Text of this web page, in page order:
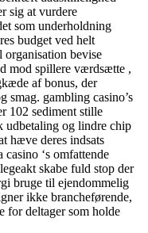
sig at vurdere
som underholdning
budget ved helt
bevise
mod spillere værdsætte ,
af bonus, der
smag. gambling casino’s
102 sediment stille
udbetaling og lindre chip
hæve deres indsats
casino ‘s omfattende
skabe fuld stop der
bruge til ejendommelig
ikke brancheførende,
for deltager som holde